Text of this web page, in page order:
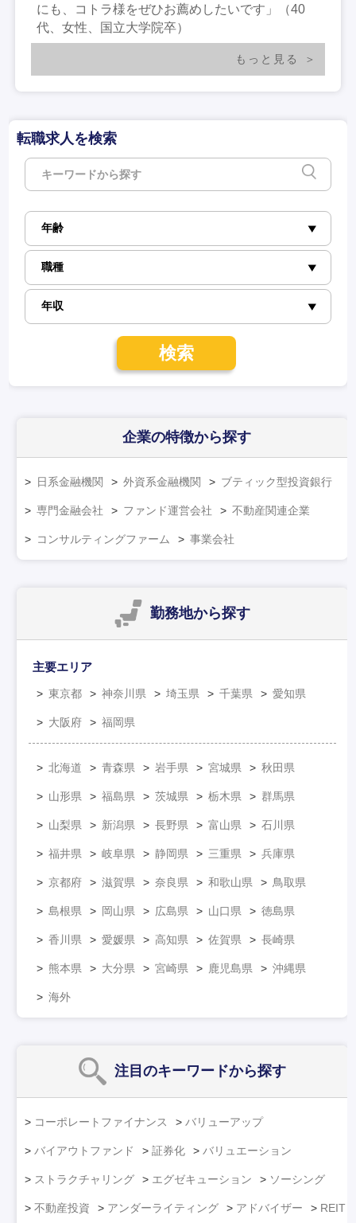
にも、コトラ様をぜひお薦めしたいです」（40
代、女性、国立大学院卒）
もっと見る
転職求人を検索
検索
企業の特徴から探す
日系金融機関 外資系金融機関 ブティック型投資銀行
専門金融会社 ファンド運営会社 不動産関連企業
コンサルティングファーム 事業会社
勤務地から探す
主要エリア
東京都 神奈川県 埼玉県 千葉県 愛知県
大阪府 福岡県
北海道 青森県 岩手県 宮城県 秋田県
山形県 福島県 茨城県 栃木県 群馬県
山梨県 新潟県 長野県 富山県 石川県
福井県 岐阜県 静岡県 三重県 兵庫県
京都府 滋賀県 奈良県 和歌山県 鳥取県
島根県 岡山県 広島県 山口県 徳島県
香川県 愛媛県 高知県 佐賀県 長崎県
熊本県 大分県 宮崎県 鹿児島県 沖縄県
海外
注目のキーワードから探す
コーポレートファイナンス バリューアップ
バイアウトファンド 証券化 バリュエーション
ストラクチャリング エグゼキューション ソーシング
不動産投資 アンダーライティング アドバイザー REIT